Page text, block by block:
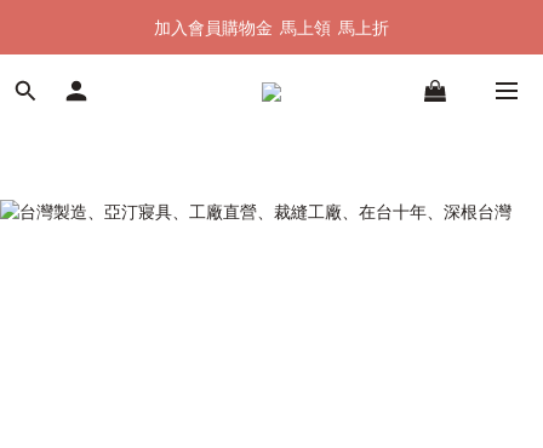
加入會員購物金  馬上領  馬上折
加入會員購物金  馬上領  馬上折
全館單筆滿 $1500 即享全台免運